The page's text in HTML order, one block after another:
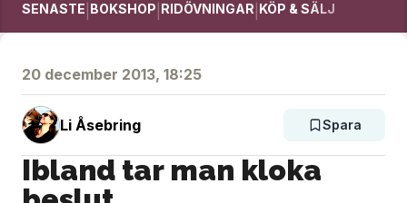
SENASTE BOKSHOP RIDÖVNINGAR KÖP & SÄLJ
20 december 2013, 18:25
Li Åsebring Spara
Ibland tar man kloka